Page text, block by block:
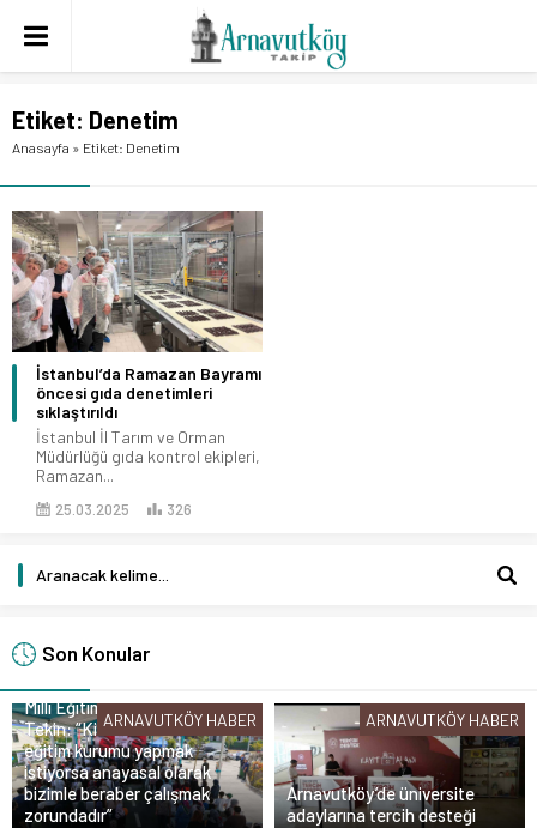
Etiket: Denetim
Anasayfa » Etiket: Denetim
İstanbul’da Ramazan Bayramı
öncesi gıda denetimleri
sıklaştırıldı
İstanbul İl Tarım ve Orman
Müdürlüğü gıda kontrol ekipleri,
Ramazan...
25.03.2025 326
Son Konular
ARNAVUTKÖY HABER
Milli Eğitim Bakanı Yusuf
Tekin: “Kim olursa olsun bir
eğitim kurumu yapmak
istiyorsa anayasal olarak
bizimle beraber çalışmak
zorundadır”
ARNAVUTKÖY HABER
Arnavutköy’de üniversite
adaylarına tercih desteği